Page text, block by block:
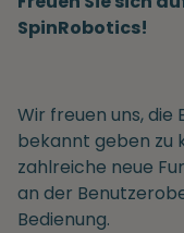
SpinRobotics!
Wir freuen uns, die
bekannt geben zu
zahlreiche neue
an der
Bedienung.